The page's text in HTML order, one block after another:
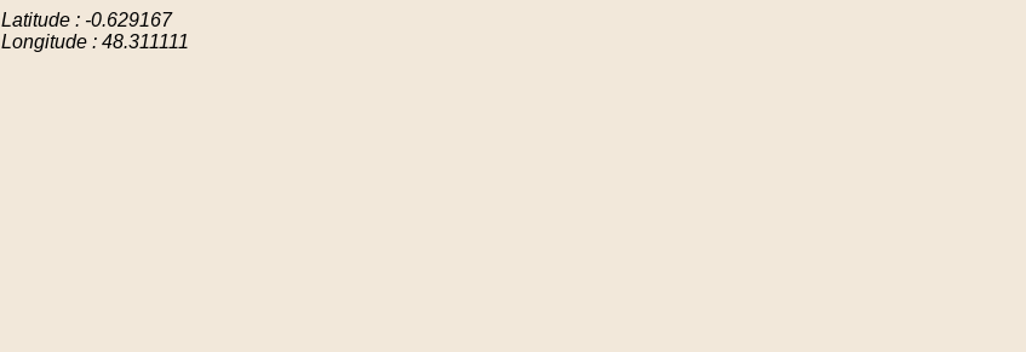
Latitude : -0.629167
Longitude : 48.311111